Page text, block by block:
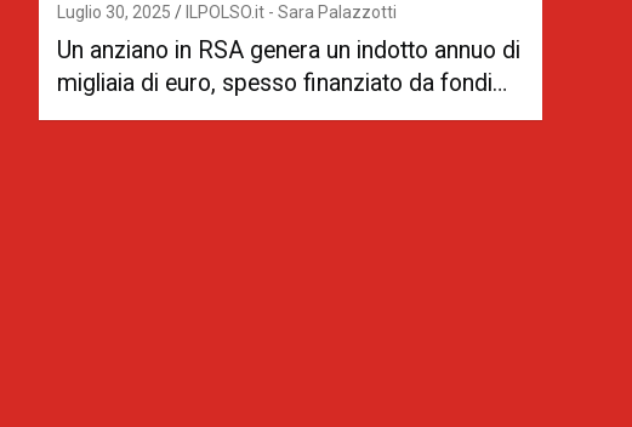
Luglio 30, 2025 ILPOLSO.it - Sara Palazzotti
Un anziano in RSA genera un indotto annuo di
migliaia di euro, spesso finanziato da fondi…